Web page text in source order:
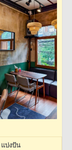
แบ่งปัน